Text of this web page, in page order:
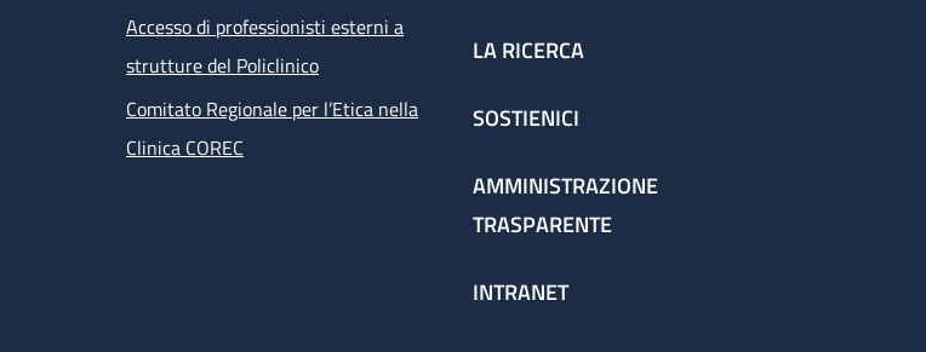
Accesso di professionisti esterni a
strutture del Policlinico
Comitato Regionale per l’Etica nella
Clinica COREC
LA RICERCA
SOSTIENICI
AMMINISTRAZIONE
TRASPARENTE
INTRANET